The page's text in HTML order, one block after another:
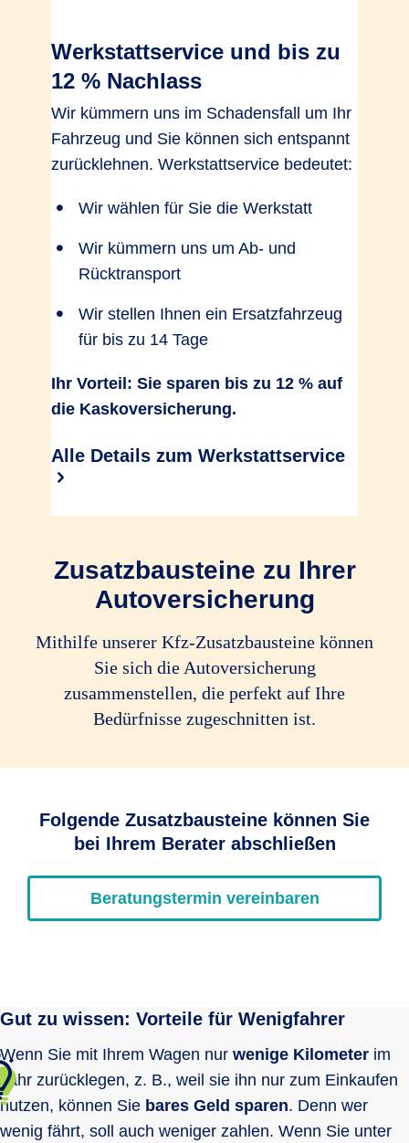
Werkstattservice und bis zu
12 % Nachlass
Wir kümmern uns im Schadensfall um Ihr
Fahrzeug und Sie können sich entspannt
zurücklehnen. Werkstattservice bedeutet:
Wir wählen für Sie die Werkstatt
Wir kümmern uns um Ab- und
Rücktransport
Wir stellen Ihnen ein Ersatzfahrzeug
für bis zu 14 Tage
Ihr Vorteil: Sie sparen bis zu 12 % auf
die Kaskoversicherung.
Alle Details zum Werkstattservice
Zusatzbausteine zu Ihrer
Autoversicherung
Mithilfe unserer Kfz-Zusatz­bau­steine können
Sie sich die Autoversicherung
zusammenstellen, die perfekt auf Ihre
Bedürfnisse zugeschnitten ist.
Folgende Zusatzbausteine können Sie
bei Ihrem Berater abschließen
Beratungstermin vereinbaren
Gut zu wissen: Vorteile für Wenigfahrer
Wenn Sie mit Ihrem Wagen nur wenige Kilometer im
Jahr zurücklegen, z. B., weil sie ihn nur zum Einkaufen
nutzen, können Sie bares Geld sparen. Denn wer
wenig fährt, soll auch weniger zahlen. Wenn Sie unter